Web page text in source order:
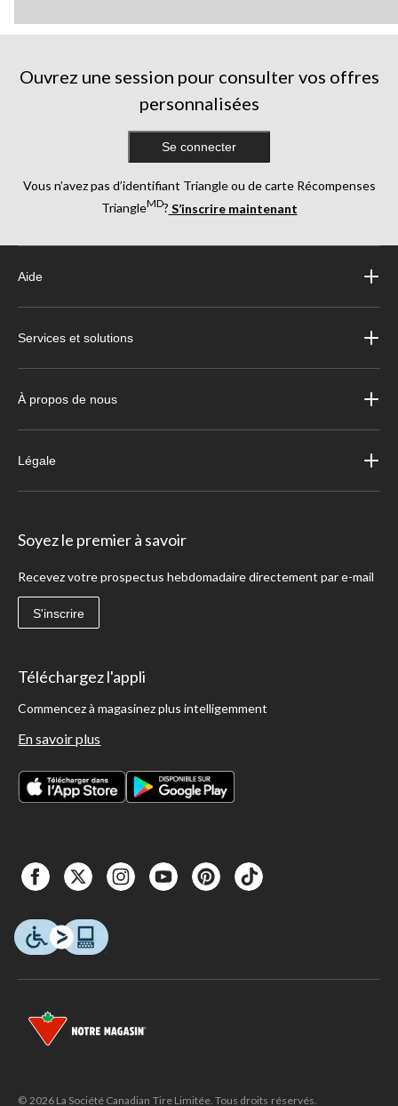
Ouvrez une session pour consulter vos offres
personnalisées
Se connecter
Vous n’avez pas d’identifiant Triangle ou de carte Récompenses
TriangleMD? S’inscrire maintenant
Aide
Services et solutions
À propos de nous
Légale
Soyez le premier à savoir
Recevez votre prospectus hebdomadaire directement par e-mail
S'inscrire
Téléchargez l'appli
Commencez à magasinez plus intelligemment
En savoir plus
© 2026 La Société Canadian Tire Limitée. Tous droits réservés.